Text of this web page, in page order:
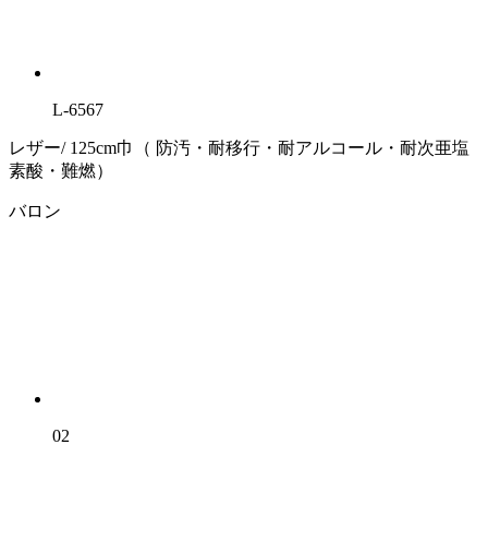
L-6567
レザー/ 125cm巾（ 防汚・耐移行・耐アルコール・耐次亜塩
素酸・難燃）
バロン
02